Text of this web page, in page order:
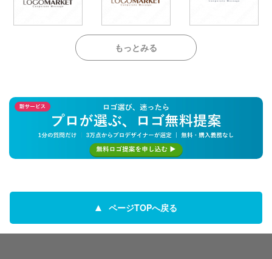
もっとみる
ページTOPへ戻る